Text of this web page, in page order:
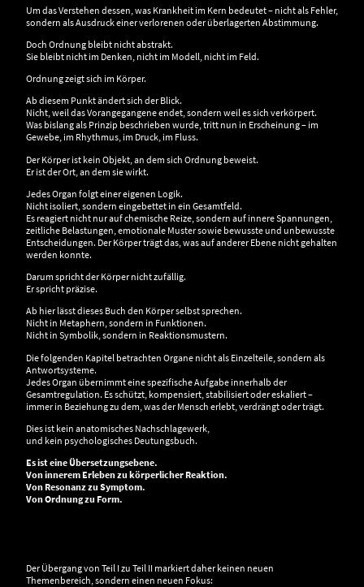
Um das Verstehen dessen, was Krankheit im Kern bedeutet – nicht als Fehler,
sondern als Ausdruck einer verlorenen oder überlagerten Abstimmung.
Doch Ordnung bleibt nicht abstrakt.
Sie bleibt nicht im Denken, nicht im Modell, nicht im Feld.
Ordnung zeigt sich im Körper.
Ab diesem Punkt ändert sich der Blick.
Nicht, weil das Vorangegangene endet, sondern weil es sich verkörpert.
Was bislang als Prinzip beschrieben wurde, tritt nun in Erscheinung – im
Gewebe, im Rhythmus, im Druck, im Fluss.
Der Körper ist kein Objekt, an dem sich Ordnung beweist.
Er ist der Ort, an dem sie wirkt.
Jedes Organ folgt einer eigenen Logik.
Nicht isoliert, sondern eingebettet in ein Gesamtfeld.
Es reagiert nicht nur auf chemische Reize, sondern auf innere Spannungen,
zeitliche Belastungen, emotionale Muster sowie bewusste und unbewusste
Entscheidungen. Der Körper trägt das, was auf anderer Ebene nicht gehalten
werden konnte.
Darum spricht der Körper nicht zufällig.
Er spricht präzise.
Ab hier lässt dieses Buch den Körper selbst sprechen.
Nicht in Metaphern, sondern in Funktionen.
Nicht in Symbolik, sondern in Reaktionsmustern.
Die folgenden Kapitel betrachten Organe nicht als Einzelteile, sondern als
Antwortsysteme.
Jedes Organ übernimmt eine spezifische Aufgabe innerhalb der
Gesamtregulation. Es schützt, kompensiert, stabilisiert oder eskaliert –
immer in Beziehung zu dem, was der Mensch erlebt, verdrängt oder trägt.
Dies ist kein anatomisches Nachschlagewerk,
und kein psychologisches Deutungsbuch.
Es ist eine Übersetzungsebene.
Von innerem Erleben zu körperlicher Reaktion.
Von Resonanz zu Symptom.
Von Ordnung zu Form.
Der Übergang von Teil I zu Teil II markiert daher keinen neuen
Themenbereich, sondern einen neuen Fokus: